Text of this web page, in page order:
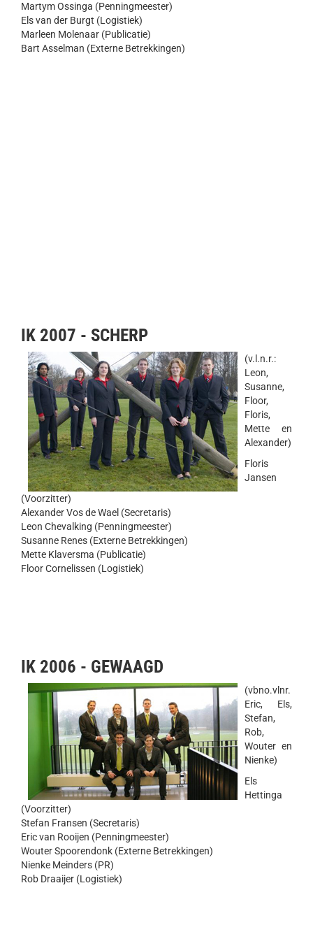
Martym Ossinga (Penningmeester)
Els van der Burgt (Logistiek)
Marleen Molenaar (Publicatie)
Bart Asselman (Externe Betrekkingen)
IK 2007 - SCHERP
(v.l.n.r.:
Leon,
Susanne,
Floor,
Floris,
Mette en
Alexander)
Floris
Jansen
(Voorzitter)
Alexander Vos de Wael (Secretaris)
Leon Chevalking (Penningmeester)
Susanne Renes (Externe Betrekkingen)
Mette Klaversma (Publicatie)
Floor Cornelissen (Logistiek)
IK 2006 - GEWAAGD
(vbno.vlnr.
Eric, Els,
Stefan,
Rob,
Wouter en
Nienke)
Els
Hettinga
(Voorzitter)
Stefan Fransen (Secretaris)
Eric van Rooijen (Penningmeester)
Wouter Spoorendonk (Externe Betrekkingen)
Nienke Meinders (PR)
Rob Draaijer (Logistiek)